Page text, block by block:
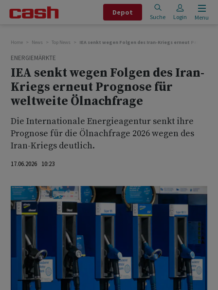
Depot
Suche Login Menu
Home News Top News IEA senkt wegen Folgen des Iran-Kriegs erneut
ENERGIEMÄRKTE
IEA senkt wegen Folgen des Iran-
Kriegs erneut Prognose für
weltweite Ölnachfrage
Die Internationale Energieagentur senkt ihre
Prognose für die Ölnachfrage 2026 wegen des
Iran-Kriegs deutlich.
17.06.2026 10:23